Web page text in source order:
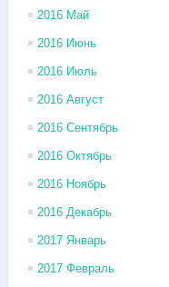
2016 Май
2016 Июнь
2016 Июль
2016 Август
2016 Сентябрь
2016 Октябрь
2016 Ноябрь
2016 Декабрь
2017 Январь
2017 Февраль